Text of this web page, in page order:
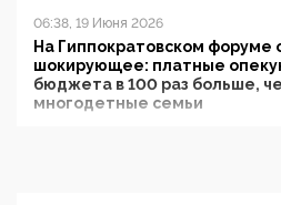
06:38, 19 Июня 2026
На Гиппократовском форуме
шокирующее: платные
бюджета в 100 раз больше,
многодетные семьи